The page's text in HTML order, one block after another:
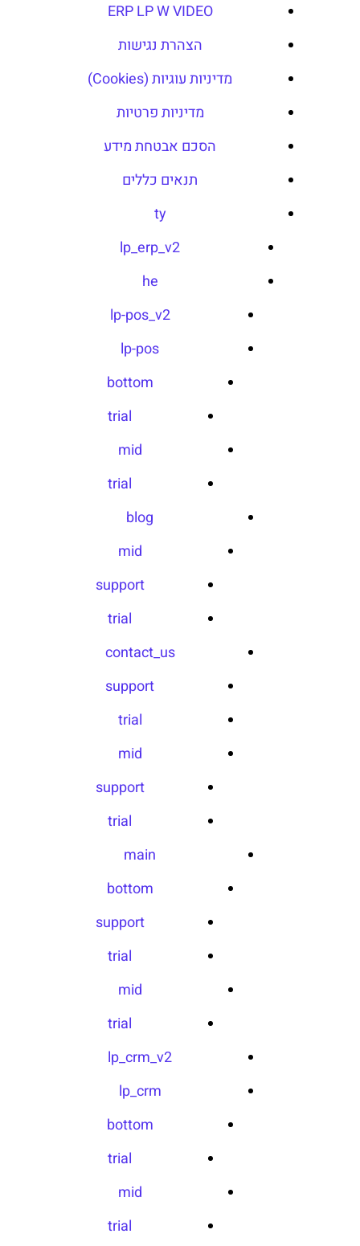
ERP LP W VIDEO
הצהרת נגישות
מדיניות עוגיות (Cookies)
מדיניות פרטיות
הסכם אבטחת מידע
תנאים כללים
ty
lp_erp_v2
he
lp-pos_v2
lp-pos
bottom
trial
mid
trial
blog
mid
support
trial
contact_us
support
trial
mid
support
trial
main
bottom
support
trial
mid
trial
lp_crm_v2
lp_crm
bottom
trial
mid
trial